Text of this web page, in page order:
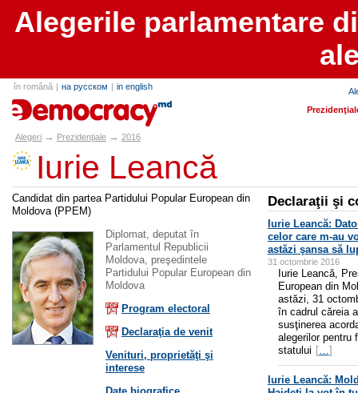
Alegerile parlamentare
în română | на русском | in english
alegeri.md
Alegeri → Prezidenţiale → 2016
Iurie Leancă
Candidat din partea Partidului Popular European din
Moldova (PPEM)
Diplomat, deputat în
Parlamentul Republicii
Moldova, preşedintele
Partidului Popular European din
Moldova
Program electoral
Declaraţia de venit
Venituri, proprietăţi şi
interese
Declaraţii şi
Iurie Leancă:
celor care m-au
astăzi şansa să
31 octombrie 2016
Iurie Leancă,
European din
astăzi, 31
în cadrul căreia
susţinerea
alegerilor pentru
statului […]
Iurie Leancă: